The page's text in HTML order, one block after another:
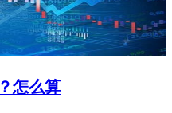
怎么算